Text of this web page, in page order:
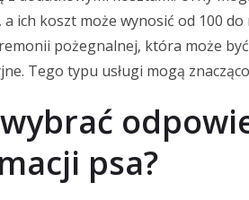
ich koszt może wynosić od 100
pożegnalnej, która może
Tego typu usługi mogą
psa?